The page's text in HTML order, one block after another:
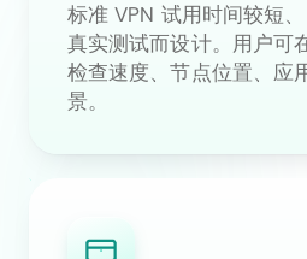
标准 VPN 试用时间较短
真实测试而设计。用户可
检查速度、节点位置、应
景。